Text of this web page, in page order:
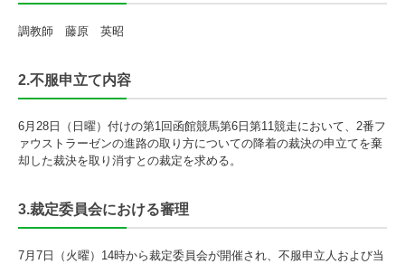
調教師 藤原 英昭
2.不服申立て内容
6月28日（日曜）付けの第1回函館競馬第6日第11競走において、2番フ
ァウストラーゼンの進路の取り方についての降着の裁決の申立てを棄
却した裁決を取り消すとの裁定を求める。
3.裁定委員会における審理
7月7日（火曜）14時から裁定委員会が開催され、不服申立人および当